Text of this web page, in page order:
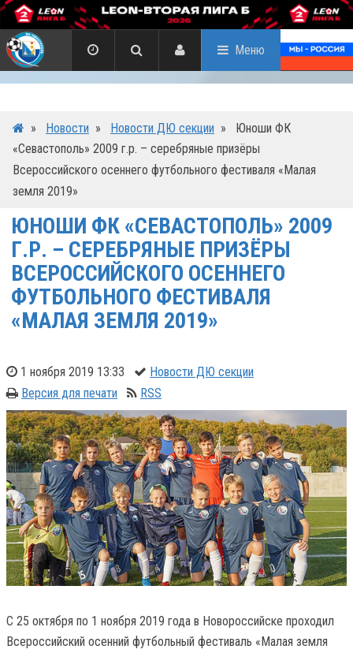
Меню
» Новости » Новости ДЮ секции »
Юноши ФК
«Севастополь» 2009 г.р. – серебряные призёры
Всероссийского осеннего футбольного фестиваля «Малая
земля 2019»
ЮНОШИ ФК «СЕВАСТОПОЛЬ» 2009
Г.Р. – СЕРЕБРЯНЫЕ ПРИЗЁРЫ
ВСЕРОССИЙСКОГО ОСЕННЕГО
ФУТБОЛЬНОГО ФЕСТИВАЛЯ
«МАЛАЯ ЗЕМЛЯ 2019»
1 ноября 2019 13:33
Новости ДЮ секции
Версия для печати
RSS
С 25 октября по 1 ноября 2019 года в Новороссийске проходил
Всероссийский осенний футбольный фестиваль «Малая земля